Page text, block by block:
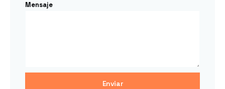
Mensaje
Enviar